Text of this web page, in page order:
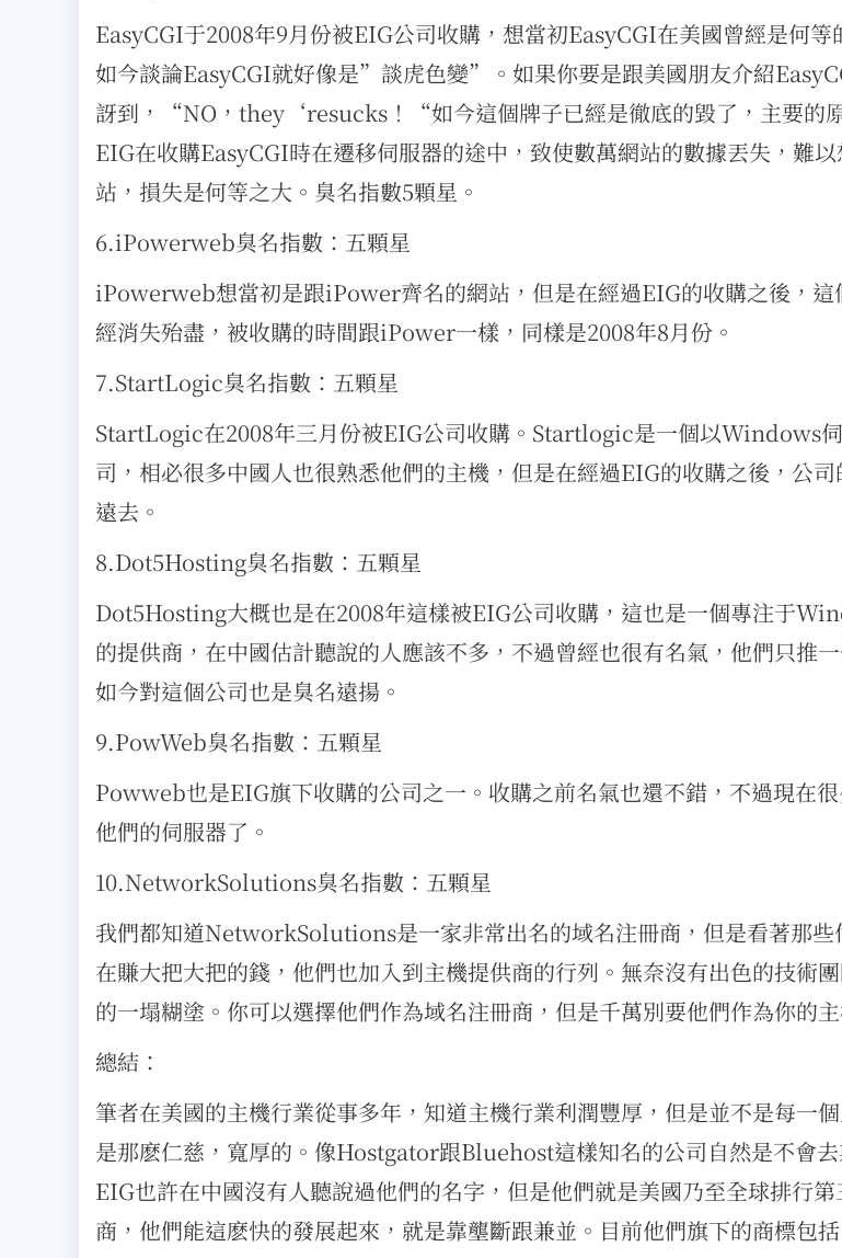
EasyCGI于2008年9月份被EIG公司收購，想當初EasyCGI在美國曾經是何等
如今談論EasyCGI就好像是”談虎色變”。如果你要是跟美國朋友介紹
訝到，“NO，they‘resucks！“如今這個牌子已經是徹底的毀了，主要的
EIG在收購EasyCGI時在遷移伺服器的途中，致使數萬網站的數據丟失，難
站，損失是何等之大。臭名指數5顆星。
6.iPowerweb臭名指數：五顆星
iPowerweb想當初是跟iPower齊名的網站，但是在經過EIG的收購之後，這
經消失殆盡，被收購的時間跟iPower一樣，同樣是2008年8月份。
7.StartLogic臭名指數：五顆星
StartLogic在2008年三月份被EIG公司收購。Startlogic是一個以Windows
司，相必很多中國人也很熟悉他們的主機，但是在經過EIG的收購之後，公
遠去。
8.Dot5Hosting臭名指數：五顆星
Dot5Hosting大概也是在2008年這樣被EIG公司收購，這也是一個專注于
的提供商，在中國估計聽說的人應該不多，不過曾經也很有名氣，他們只推一
如今對這個公司也是臭名遠揚。
9.PowWeb臭名指數：五顆星
Powweb也是EIG旗下收購的公司之一。收購之前名氣也還不錯，不過現在
他們的伺服器了。
10.NetworkSolutions臭名指數：五顆星
我們都知道NetworkSolutions是一家非常出名的域名注冊商，但是看著那些
在賺大把大把的錢，他們也加入到主機提供商的行列。無奈沒有出色的技術
的一塌糊塗。你可以選擇他們作為域名注冊商，但是千萬別要他們作為你的主
總結：
筆者在美國的主機行業從事多年，知道主機行業利潤豐厚，但是並不是每一
是那麽仁慈，寬厚的。像Hostgator跟Bluehost這樣知名的公司自然是不會去
EIG也許在中國沒有人聽說過他們的名字，但是他們就是美國乃至全球排行
商，他們能這麽快的發展起來，就是靠壟斷跟兼並。目前他們旗下的商標包